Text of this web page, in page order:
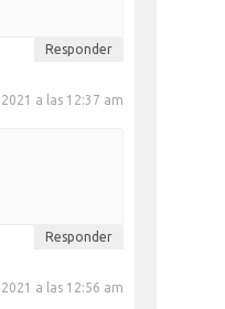
Responder
a las 12:37 am
Responder
a las 12:56 am